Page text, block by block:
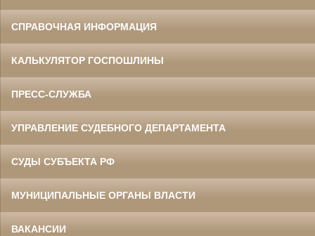
СПРАВОЧНАЯ ИНФОРМАЦИЯ
КАЛЬКУЛЯТОР ГОСПОШЛИНЫ
ПРЕСС-СЛУЖБА
УПРАВЛЕНИЕ СУДЕБНОГО ДЕПАРТАМЕНТА
СУДЫ СУБЪЕКТА РФ
МУНИЦИПАЛЬНЫЕ ОРГАНЫ ВЛАСТИ
ВАКАНСИИ